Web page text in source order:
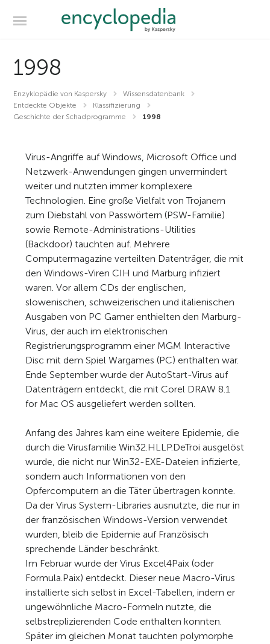
1998
Enzyklopädie von Kaspersky
Wissensdatenbank
Entdeckte Objekte
Klassifizierung
Geschichte der Schadprogramme
1998
Virus-Angriffe auf Windows, Microsoft Office und
Netzwerk-Anwendungen gingen unvermindert
weiter und nutzten immer komplexere
Technologien. Eine große Vielfalt von Trojanern
zum Diebstahl von Passwörtern (PSW-Familie)
sowie Remote-Administrations-Utilities
(Backdoor) tauchten auf. Mehrere
Computermagazine verteilten Datenträger, die mit
den Windows-Viren CIH und Marburg infiziert
waren. Vor allem CDs der englischen,
slowenischen, schweizerischen und italienischen
Ausgaben von PC Gamer enthielten den Marburg-
Virus, der auch im elektronischen
Registrierungsprogramm einer MGM Interactive
Disc mit dem Spiel Wargames (PC) enthalten war.
Ende September wurde der AutoStart-Virus auf
Datenträgern entdeckt, die mit Corel DRAW 8.1
for Mac OS ausgeliefert werden sollten.
Anfang des Jahres kam eine weitere Epidemie, die
durch die Virusfamilie Win32.HLLP.DeTroi ausgelöst
wurde, die nicht nur Win32-EXE-Dateien infizierte,
sondern auch Informationen von den
Opfercomputern an die Täter übertragen konnte.
Da der Virus System-Libraries ausnutzte, die nur in
der französischen Windows-Version verwendet
wurden, bleib die Epidemie auf Französisch
sprechende Länder beschränkt.
Im Februar wurde der Virus Excel4Paix (oder
Formula.Paix) entdeckt. Dieser neue Macro-Virus
installierte sich selbst in Excel-Tabellen, indem er
ungewöhnliche Macro-Formeln nutzte, die
selbstreplizierenden Code enthalten konnten.
Später im gleichen Monat tauchten polymorphe